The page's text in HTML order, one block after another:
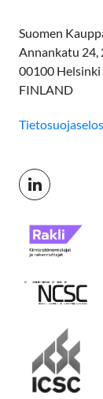
Suomen
Annankatu 24,
00100 Helsinki
FINLAND